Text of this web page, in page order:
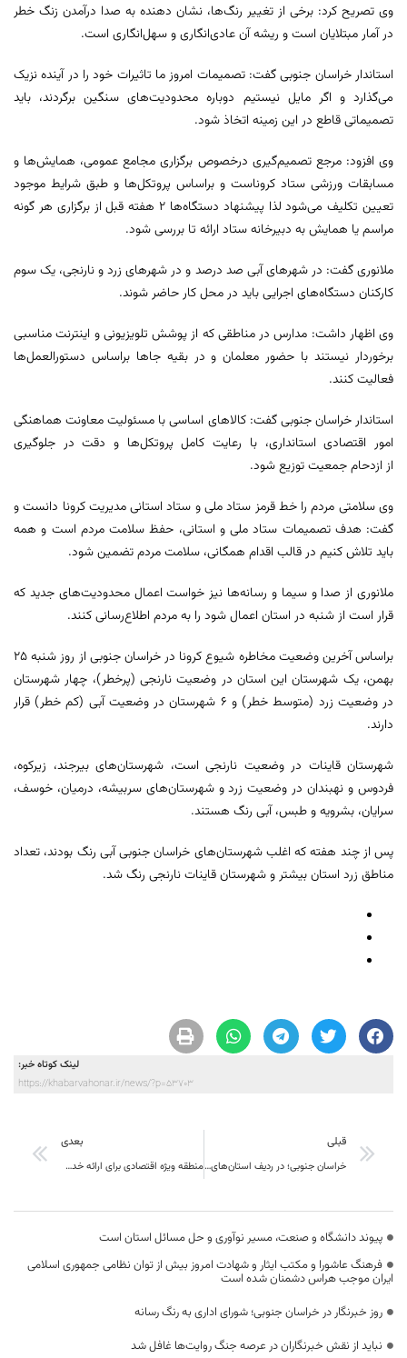
وی تصریح کرد: برخی از تغییر رنگ‌ها، نشان دهنده به صدا درآمدن زنگ خطر
در آمار مبتلایان است و ریشه آن عادی‌انگاری و سهل‌انگاری است.
استاندار خراسان جنوبی گفت: تصمیمات امروز ما تاثیرات خود را در آینده نزیک
می‌گذارد و اگر مایل نیستیم دوباره محدودیت‌های سنگین برگردند، باید
تصمیماتی قاطع در این زمینه اتخاذ شود.
وی افزود: مرجع تصمیم‌گیری درخصوص برگزاری مجامع عمومی، همایش‌ها و
مسابقات ورزشی ستاد کروناست و براساس پروتکل‌ها و طبق شرایط موجود
تعیین تکلیف می‌شود لذا پیشنهاد دستگاه‌ها ۲ هفته قبل از برگزاری هر گونه
مراسم یا همایش به دبیرخانه ستاد ارائه تا بررسی شود.
ملانوری گفت: در شهرهای آبی صد درصد و در شهرهای زرد و نارنجی، یک سوم
کارکنان دستگاه‌های اجرایی باید در محل کار حاضر شوند.
وی اظهار داشت: مدارس در مناطقی که از پوشش تلویزیونی و اینترنت مناسبی
برخوردار نیستند با حضور معلمان و در بقیه جاها براساس دستورالعمل‌ها
فعالیت کنند.
استاندار خراسان جنوبی گفت: کالاهای اساسی با مسئولیت معاونت هماهنگی
امور اقتصادی استانداری، با رعایت کامل پروتکل‌ها و دقت در جلوگیری
از ازدحام جمعیت توزیع شود.
وی سلامتی مردم را خط قرمز ستاد ملی و ستاد استانی مدیریت کرونا دانست و
گفت: هدف تصمیمات ستاد ملی و استانی، حفظ سلامت مردم است و همه
باید تلاش کنیم در قالب اقدام همگانی، سلامت مردم تضمین شود.
ملانوری از صدا و سیما و رسانه‌ها نیز خواست اعمال محدودیت‌های جدید که
قرار است از شنبه در استان اعمال شود را به مردم اطلاع‌رسانی کنند.
براساس آخرین وضعیت مخاطره شیوع کرونا در خراسان جنوبی از روز شنبه ۲۵
بهمن، یک شهرستان این استان در وضعیت نارنجی (پرخطر)، چهار شهرستان
در وضعیت زرد (متوسط خطر) و ۶ شهرستان در وضعیت آبی (کم خطر) قرار
دارند.
شهرستان قاینات در وضعیت نارنجی است، شهرستان‌های بیرجند، زیرکوه،
فردوس و نهبندان در وضعیت زرد و شهرستان‌های سربیشه، درمیان، خوسف،
سرایان، بشرویه و طبس، آبی رنگ هستند.
پس از چند هفته که اغلب شهرستان‌های خراسان جنوبی آبی رنگ بودند، تعداد
مناطق زرد استان بیشتر و شهرستان قاینات نارنجی رنگ شد.
لینک کوتاه خبر:
https://khabarvahonar.ir/news/?p=53703
قبلی
خراسان جنوبی؛ در ردیف استان‌های دارای بیشترین میزان رشد اهدای خون
بعدی
منطقه ویژه اقتصادی برای ارائه خدمات و تخلیه بارهای کامیون ها ایرانی و افغانستانی آمادگی کامل دارد
پیوند دانشگاه و صنعت، مسیر نوآوری و حل مسائل استان است
فرهنگ عاشورا و مکتب ایثار و شهادت امروز بیش از توان نظامی جمهوری اسلامی
ایران موجب هراس دشمنان شده است
روز خبرنگار در خراسان جنوبی؛ شورای اداری به رنگ رسانه
نباید از نقش خبرنگاران در عرصه جنگ روایت‌ها غافل شد